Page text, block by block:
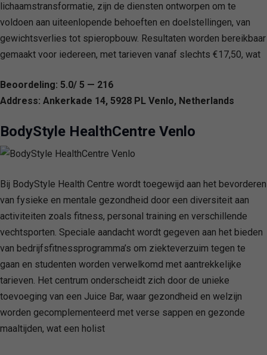
lichaamstransformatie, zijn de diensten ontworpen om te
voldoen aan uiteenlopende behoeften en doelstellingen, van
gewichtsverlies tot spieropbouw. Resultaten worden bereikbaar
gemaakt voor iedereen, met tarieven vanaf slechts €17,50, wat
Beoordeling: 5.0/ 5 — 216
Address: Ankerkade 14, 5928 PL Venlo, Netherlands
BodyStyle HealthCentre Venlo
Bij BodyStyle Health Centre wordt toegewijd aan het bevorderen
van fysieke en mentale gezondheid door een diversiteit aan
activiteiten zoals fitness, personal training en verschillende
vechtsporten. Speciale aandacht wordt gegeven aan het bieden
van bedrijfsfitnessprogramma’s om ziekteverzuim tegen te
gaan en studenten worden verwelkomd met aantrekkelijke
tarieven. Het centrum onderscheidt zich door de unieke
toevoeging van een Juice Bar, waar gezondheid en welzijn
worden gecomplementeerd met verse sappen en gezonde
maaltijden, wat een holist